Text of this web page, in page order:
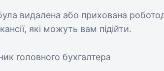
видалена або прихована
які можуть вам підійти.
головного бухгалтера